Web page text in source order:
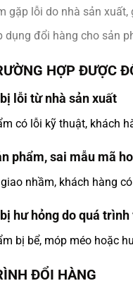
gặp lỗi do nhà sản
dụng đổi hàng cho sản
HỢP ĐƯỢC
lỗi từ nhà sản xuất
có lỗi kỹ thuật, khách
phẩm, sai mẫu mã
nhầm, khách hàng
hư hỏng do quá trình
bị bể, móp méo hoặc
ĐỔI HÀNG